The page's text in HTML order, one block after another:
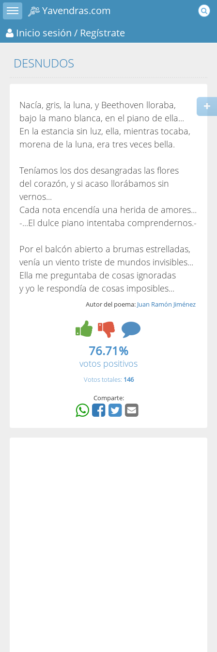
Toggle sidebar
Yavendras.com
Inicio sesión / Regístrate
DESNUDOS
Nacía, gris, la luna, y Beethoven lloraba,
bajo la mano blanca, en el piano de ella...
En la estancia sin luz, ella, mientras tocaba,
morena de la luna, era tres veces bella.
Teníamos los dos desangradas las flores
del corazón, y si acaso llorábamos sin
vernos...
Cada nota encendía una herida de amores...
-...El dulce piano intentaba comprendernos.-
Por el balcón abierto a brumas estrelladas,
venía un viento triste de mundos invisibles...
Ella me preguntaba de cosas ignoradas
y yo le respondía de cosas imposibles...
Autor del poema: Juan Ramón Jiménez
76.71%
votos positivos
Votos totales: 146
Comparte: